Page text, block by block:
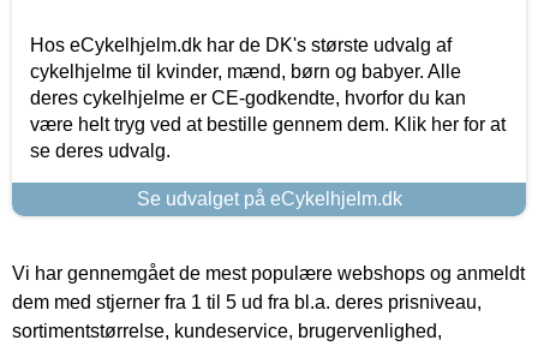
Hos eCykelhjelm.dk har de DK's største udvalg af
cykelhjelme til kvinder, mænd, børn og babyer. Alle
deres cykelhjelme er CE-godkendte, hvorfor du kan
være helt tryg ved at bestille gennem dem. Klik her for at
se deres udvalg.
Se udvalget på eCykelhjelm.dk
Vi har gennemgået de mest populære webshops og anmeldt
dem med stjerner fra 1 til 5 ud fra bl.a. deres prisniveau,
sortimentstørrelse, kundeservice, brugervenlighed,